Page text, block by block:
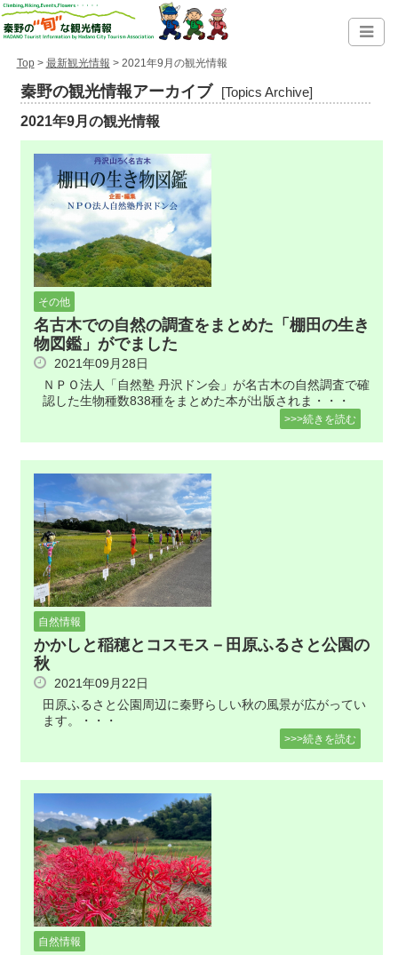
Top> 最新観光情報 > 2021年9月の観光情報
秦野の観光情報アーカイブ [Topics Archive]
2021年9月の観光情報
その他
名古木での自然の調査をまとめた「棚田の生き
物図鑑」がでました
2021年09月28日
ＮＰＯ法人「自然塾 丹沢ドン会」が名古木の自然調査で確
認した生物種数838種をまとめた本が出版されま・・・
>>>続きを読む
自然情報
かかしと稲穂とコスモス－田原ふるさと公園の
秋
2021年09月22日
田原ふるさと公園周辺に秦野らしい秋の風景が広がってい
ます。・・・
>>>続きを読む
自然情報